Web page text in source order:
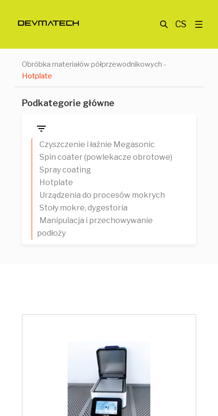
CS
Obróbka materiałów półprzewodnikowych -
Hotplate
Podkategorie główne
Czyszczenie i łaźnie Megasonic
Spin coater (powlekacze obrotowe)
Spray coating
Hotplate
Urządzenia do procesów mokrych
Stoły mokre, dygestoria
Manipulacja i przechowywanie
podłoży